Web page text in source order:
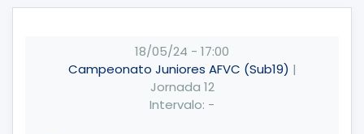
18/05/24 - 17:00
Campeonato Juniores AFVC (Sub19) |
Jornada 12
Intervalo: -